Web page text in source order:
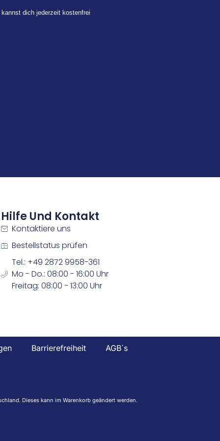
dich jederzeit kostenfrei
Hilfe Und Kontakt
Kontaktiere uns
Bestellstatus prüfen
Tel.: +49 2872 9958-361
Mo - Do.: 08:00 - 16:00 Uhr
Freitag: 08:00 - 13:00 Uhr
Barrierefreiheit AGB´s
Dieses kann im Warenkorb geändert werden.